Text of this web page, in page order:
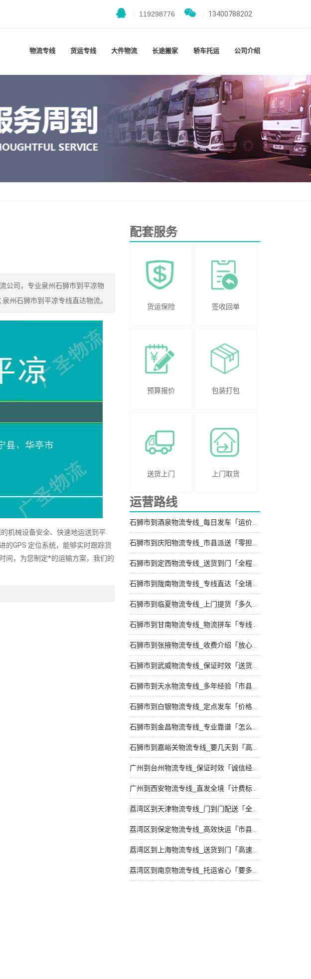
119298776 13400788202
物流专线 货运专线 大件物流 长途搬家 轿车托运 公司介绍
公司，专业泉州石狮市到平凉物
州石狮市到平凉专线直达物流。
机械设备安全、快速地运送到平
的GPS 定位系统，能够实时跟踪货
间，为您制定*的运输方案，我们的
配套服务
货运保险 签收回单
预算报价 包装打包
送货上门 上门取货
运营路线
石狮市到酒泉物流专线_每日发车「运价实惠」
石狮市到庆阳物流专线_市县派送「零担配货」
石狮市到定西物流专线_送货到门「全程直达」
石狮市到陇南物流专线_专线直达「全境到达」
石狮市到临夏物流专线_上门提货「多久能到」
石狮市到甘南物流专线_物流拼车「专线直达」
石狮市到张掖物流专线_收费介绍「放心物流」
石狮市到武威物流专线_保证时效「送货上门」
石狮市到天水物流专线_多年经验「市县闪送」
石狮市到白银物流专线_定点发车「价格透明」
石狮市到金昌物流专线_专业靠谱「怎么收费」
石狮市到嘉峪关物流专线_要几天到「高速快运」
广州到台州物流专线_保证时效「诚信经营」
广州到西安物流专线_直发全境「计费标准」
荔湾区到天津物流专线_门到门配送「全程定位」
荔湾区到保定物流专线_高效快运「市县闪送」
荔湾区到上海物流专线_送货到门「高速快运」
荔湾区到南京物流专线_托运省心「要多少钱」